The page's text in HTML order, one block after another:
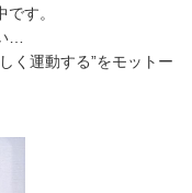
す。
…
く運動する”をモットー